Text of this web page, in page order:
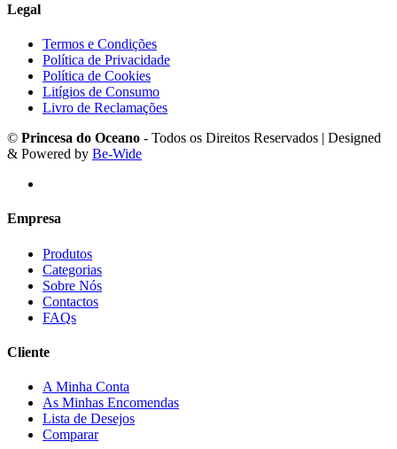
Legal
Termos e Condições
Política de Privacidade
Política de Cookies
Litígios de Consumo
Livro de Reclamações
© Princesa do Oceano - Todos os Direitos Reservados | Designed
& Powered by Be-Wide
Empresa
Produtos
Categorias
Sobre Nós
Contactos
FAQs
Cliente
A Minha Conta
As Minhas Encomendas
Lista de Desejos
Comparar